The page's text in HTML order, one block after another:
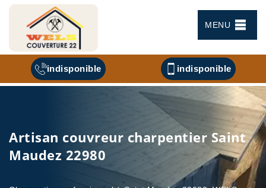
MENU
indisponible indisponible
Artisan couvreur charpentier Saint
Maudez 22980